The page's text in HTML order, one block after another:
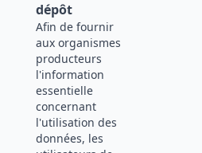
dépôt
Afin de fournir
aux organismes
producteurs
l'information
essentielle
concernant
l'utilisation des
données, les